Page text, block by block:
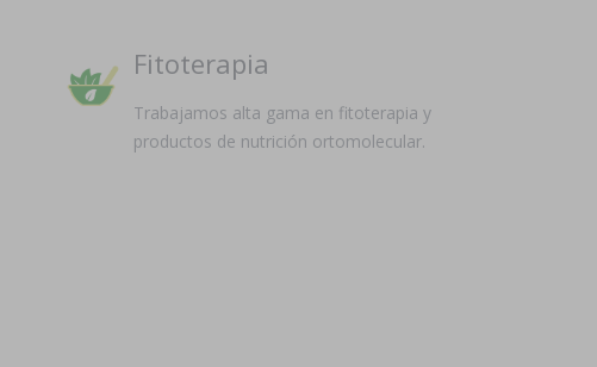
Fitoterapia
Trabajamos alta gama en fitoterapia y
productos de nutrición ortomolecular.